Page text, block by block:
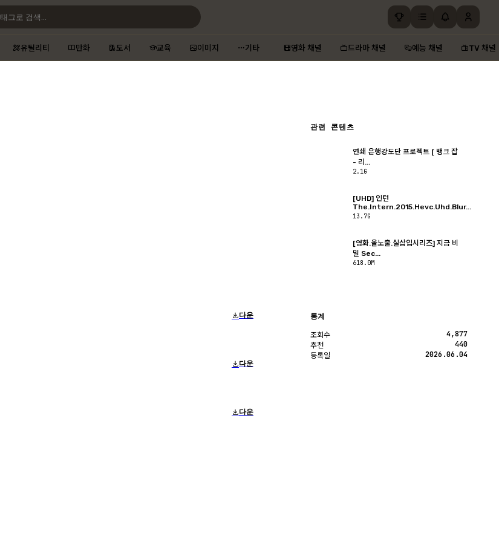
유틸리티 만화 도서 교육 이미지 기타 영화 채널 드라마 채널 예능 채널 TV 채널
다운
다운
다운
관련 콘텐츠
연쇄 은행강도단 프로젝트 [ 뱅크 잡
- 리...
2.1G
[UHD] 인턴
The.Intern.2015.Hevc.Uhd.Blur...
13.7G
[영화.올노출.실삽입시리즈] 지금 비
밀 Sec...
618.0M
통계
조회수 4,877
추천 440
등록일 2026.06.04